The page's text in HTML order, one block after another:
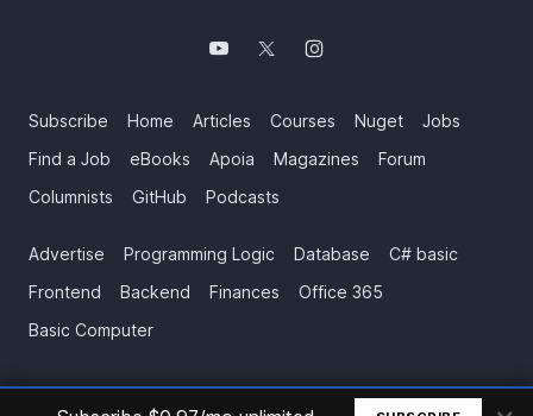
Subscribe Home Articles Courses Nuget
Jobs
Find a Job
eBooks Apoia Magazines
Forum
Columnists
GitHub Podcasts
Advertise Programming Logic Database
C# basic
Frontend
Backend Finances
Office 365
Basic Computer
© All rights reserved. Made by